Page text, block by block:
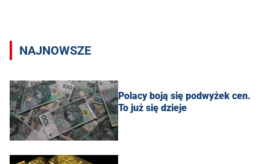
NAJNOWSZE
Polacy boją się podwyżek cen.
To już się dzieje